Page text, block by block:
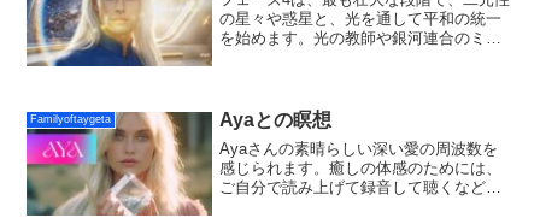
の星々や惑星と、光を通して平和の統一
を始めます。光の教師や銀河連合のミッ
文明の創造です。
Familyoftaygeta Ayaとの瞑想
Ayaさんの素晴らしい深い愛の周波数を
感じられます。癒しの体感のためには、
ご自分で読み上げて録音して聴くなどが